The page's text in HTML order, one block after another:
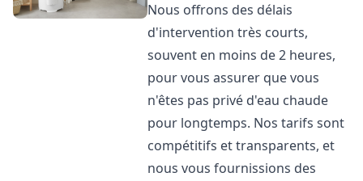
Nous offrons des délais
d'intervention très courts,
souvent en moins de 2 heures,
pour vous assurer que vous
n'êtes pas privé d'eau chaude
pour longtemps. Nos tarifs sont
compétitifs et transparents, et
nous vous fournissions des